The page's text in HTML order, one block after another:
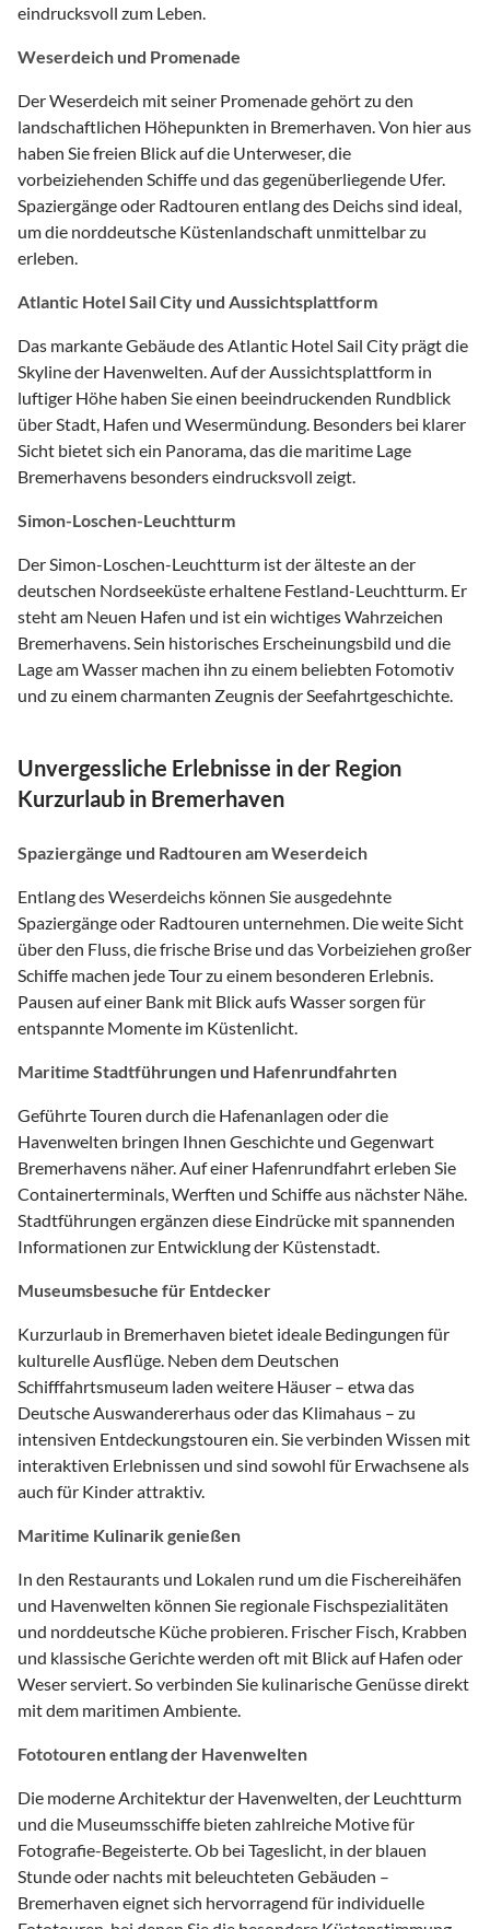
eindrucksvoll zum Leben.
Weserdeich und Promenade
Der Weserdeich mit seiner Promenade gehört zu den
landschaftlichen Höhepunkten in Bremerhaven. Von hier aus
haben Sie freien Blick auf die Unterweser, die
vorbeiziehenden Schiffe und das gegenüberliegende Ufer.
Spaziergänge oder Radtouren entlang des Deichs sind ideal,
um die norddeutsche Küstenlandschaft unmittelbar zu
erleben.
Atlantic Hotel Sail City und Aussichtsplattform
Das markante Gebäude des Atlantic Hotel Sail City prägt die
Skyline der Havenwelten. Auf der Aussichtsplattform in
luftiger Höhe haben Sie einen beeindruckenden Rundblick
über Stadt, Hafen und Wesermündung. Besonders bei klarer
Sicht bietet sich ein Panorama, das die maritime Lage
Bremerhavens besonders eindrucksvoll zeigt.
Simon-Loschen-Leuchtturm
Der Simon-Loschen-Leuchtturm ist der älteste an der
deutschen Nordseeküste erhaltene Festland-Leuchtturm. Er
steht am Neuen Hafen und ist ein wichtiges Wahrzeichen
Bremerhavens. Sein historisches Erscheinungsbild und die
Lage am Wasser machen ihn zu einem beliebten Fotomotiv
und zu einem charmanten Zeugnis der Seefahrtgeschichte.
Unvergessliche Erlebnisse in der Region
Kurzurlaub in Bremerhaven
Spaziergänge und Radtouren am Weserdeich
Entlang des Weserdeichs können Sie ausgedehnte
Spaziergänge oder Radtouren unternehmen. Die weite Sicht
über den Fluss, die frische Brise und das Vorbeiziehen großer
Schiffe machen jede Tour zu einem besonderen Erlebnis.
Pausen auf einer Bank mit Blick aufs Wasser sorgen für
entspannte Momente im Küstenlicht.
Maritime Stadtführungen und Hafenrundfahrten
Geführte Touren durch die Hafenanlagen oder die
Havenwelten bringen Ihnen Geschichte und Gegenwart
Bremerhavens näher. Auf einer Hafenrundfahrt erleben Sie
Containerterminals, Werften und Schiffe aus nächster Nähe.
Stadtführungen ergänzen diese Eindrücke mit spannenden
Informationen zur Entwicklung der Küstenstadt.
Museumsbesuche für Entdecker
Kurzurlaub in Bremerhaven bietet ideale Bedingungen für
kulturelle Ausflüge. Neben dem Deutschen
Schifffahrtsmuseum laden weitere Häuser – etwa das
Deutsche Auswandererhaus oder das Klimahaus – zu
intensiven Entdeckungstouren ein. Sie verbinden Wissen mit
interaktiven Erlebnissen und sind sowohl für Erwachsene als
auch für Kinder attraktiv.
Maritime Kulinarik genießen
In den Restaurants und Lokalen rund um die Fischereihäfen
und Havenwelten können Sie regionale Fischspezialitäten
und norddeutsche Küche probieren. Frischer Fisch, Krabben
und klassische Gerichte werden oft mit Blick auf Hafen oder
Weser serviert. So verbinden Sie kulinarische Genüsse direkt
mit dem maritimen Ambiente.
Fototouren entlang der Havenwelten
Die moderne Architektur der Havenwelten, der Leuchtturm
und die Museumsschiffe bieten zahlreiche Motive für
Fotografie-Begeisterte. Ob bei Tageslicht, in der blauen
Stunde oder nachts mit beleuchteten Gebäuden –
Bremerhaven eignet sich hervorragend für individuelle